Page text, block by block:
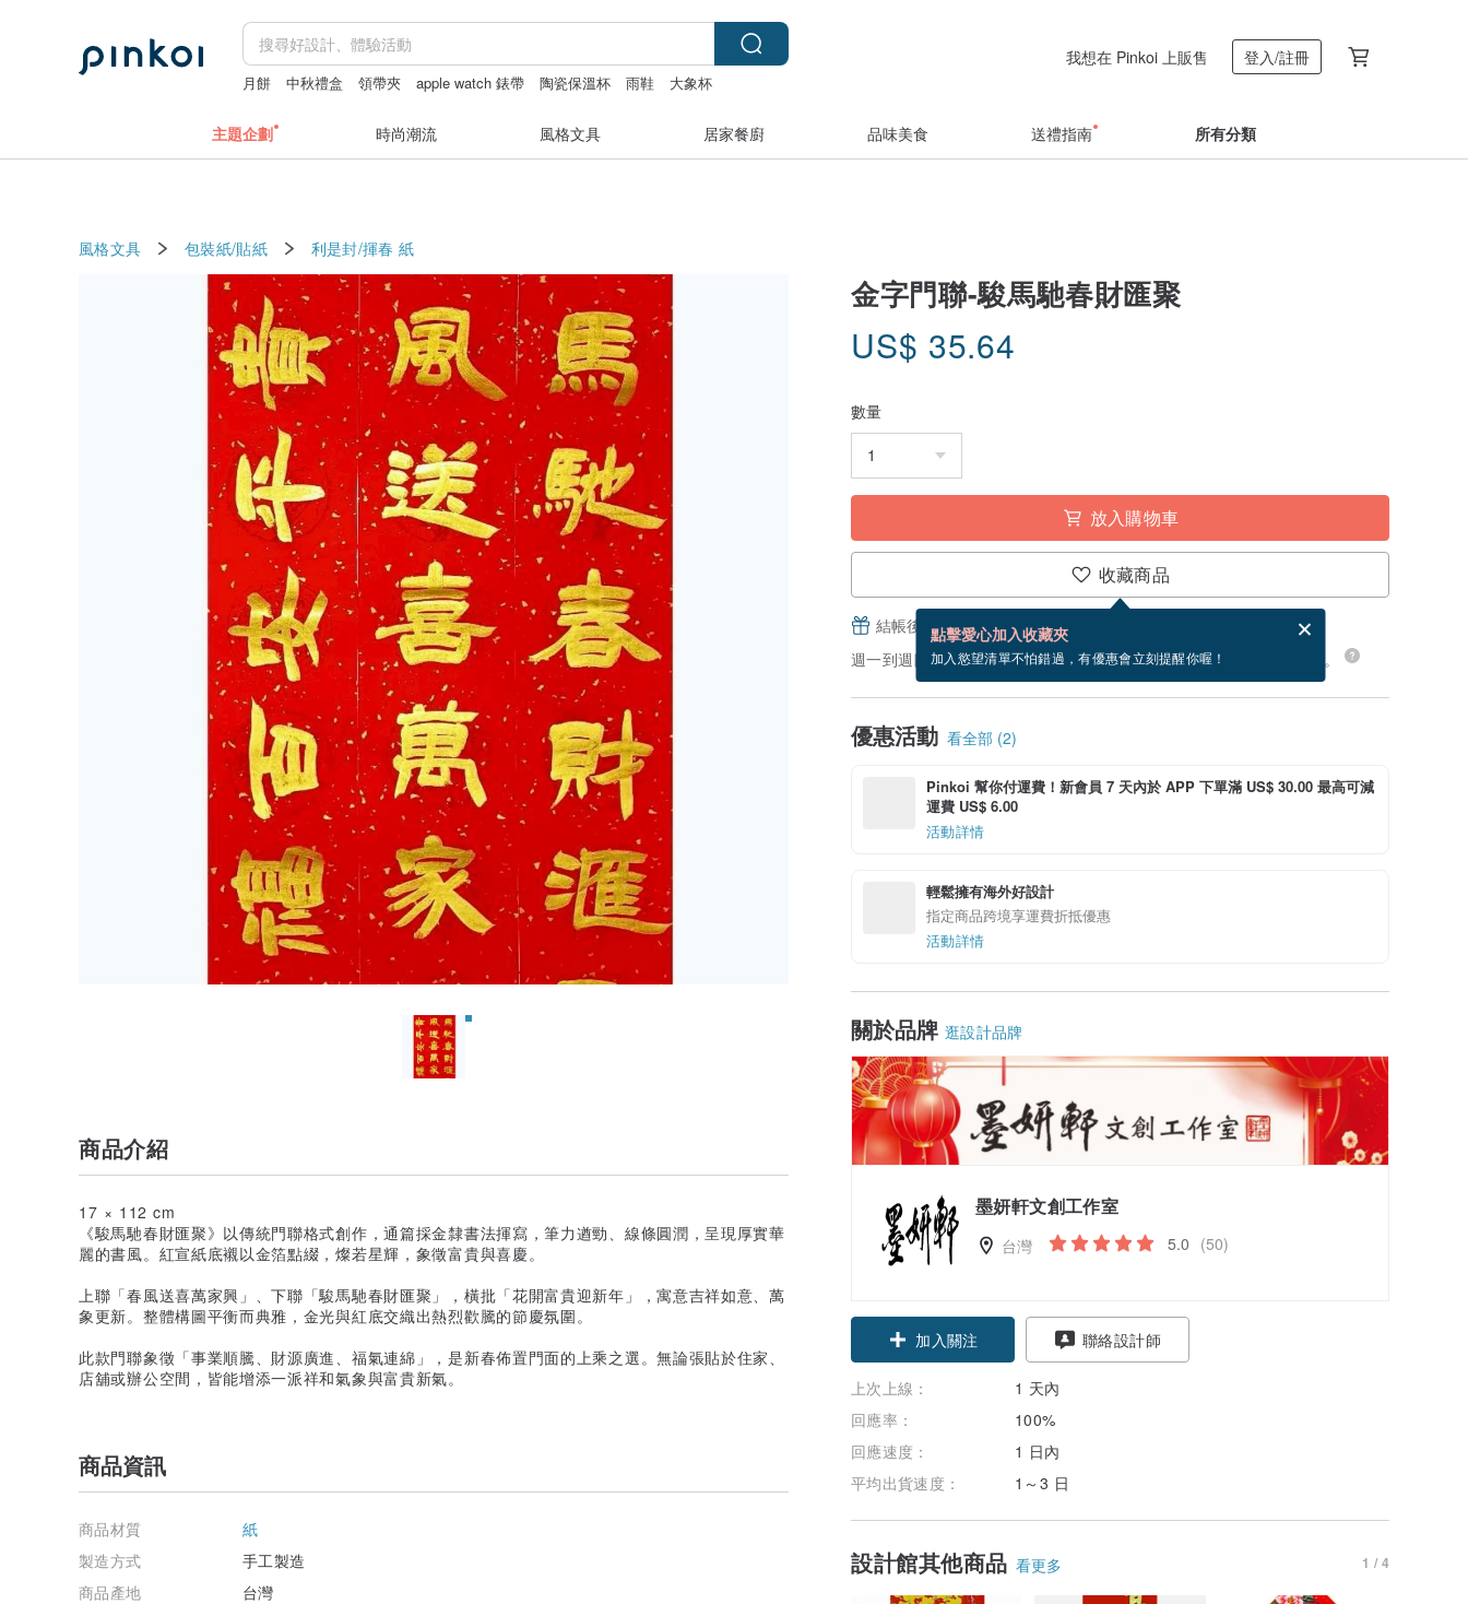
月餅 中秋禮盒 領帶夾 apple watch 錶帶 陶瓷保溫杯 雨鞋
大象杯
我想在 Pinkoi 上販售 登入/註冊
主題企劃 時尚潮流 風格文具 居家餐廚 品味美食 送禮指南 所有分類
風格文具 包裝紙/貼紙 利是封/揮春 紙
金字門聯-駿馬馳春財匯聚
US$ 35.64
數量
放入購物車
收藏商品
點擊愛心加入收藏夾
加入慾望清單不怕錯過，有優惠會立刻提醒你喔！
結帳後填寫並分享，免費幫你寄送電子賀卡。
電子賀卡是什麼？
週一到週四，付款後 24 小時內出貨。現在下單預估 8/18~8/25 到貨。
優惠活動 看全部 (2)
Pinkoi 幫你付運費！新會員 7 天內於 APP 下單滿 US$ 30.00 最高可減
運費 US$ 6.00
活動詳情
輕鬆擁有海外好設計
指定商品跨境享運費折抵優惠
活動詳情
關於品牌 逛設計品牌
墨妍軒文創工作室
台灣 5.0 (50)
加入關注 聯絡設計師
上次上線：
1 天內
回應率：
100%
回應速度：
1 日內
平均出貨速度：
1～3 日
設計館其他商品 看更多 1 / 4
商品介紹
17 × 112 cm
《駿馬馳春財匯聚》以傳統門聯格式創作，通篇採金隸書法揮寫，筆力遒勁、線條圓潤，呈現厚實華
麗的書風。紅宣紙底襯以金箔點綴，燦若星輝，象徵富貴與喜慶。
上聯「春風送喜萬家興」、下聯「駿馬馳春財匯聚」，橫批「花開富貴迎新年」，寓意吉祥如意、萬
象更新。整體構圖平衡而典雅，金光與紅底交織出熱烈歡騰的節慶氛圍。
此款門聯象徵「事業順騰、財源廣進、福氣連綿」，是新春佈置門面的上乘之選。無論張貼於住家、
店舖或辦公空間，皆能增添一派祥和氣象與富貴新氣。
商品資訊
商品材質
紙
製造方式
手工製造
商品產地
台灣